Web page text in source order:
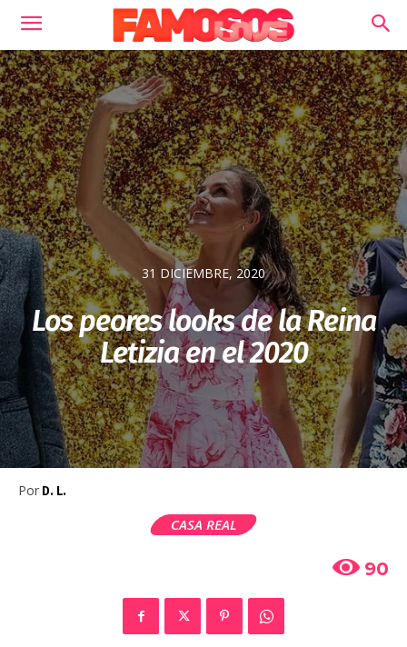
31 DICIEMBRE, 2020
Los peores looks de la Reina
Letizia en el 2020
Por D. L.
CASA REAL
90